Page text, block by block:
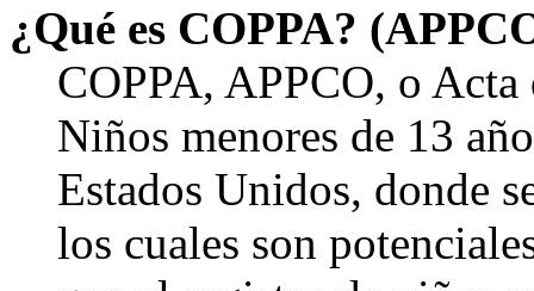
¿Qué es COPPA?
COPPA, APPCO, o
Niños menores de 13
Estados Unidos, donde
los cuales son